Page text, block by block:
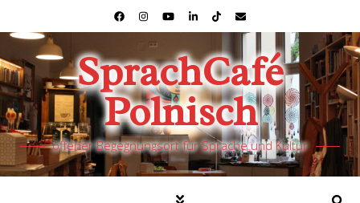
SprachCafé
Polnisch
offener Begegnungsort für Sprache und Kultur